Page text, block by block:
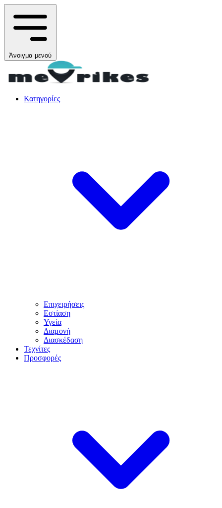
Άνοιγμα μενού
Κατηγορίες
Επιχειρήσεις
Εστίαση
Υγεία
Διαμονή
Διασκέδαση
Τεχνίτες
Προσφορές